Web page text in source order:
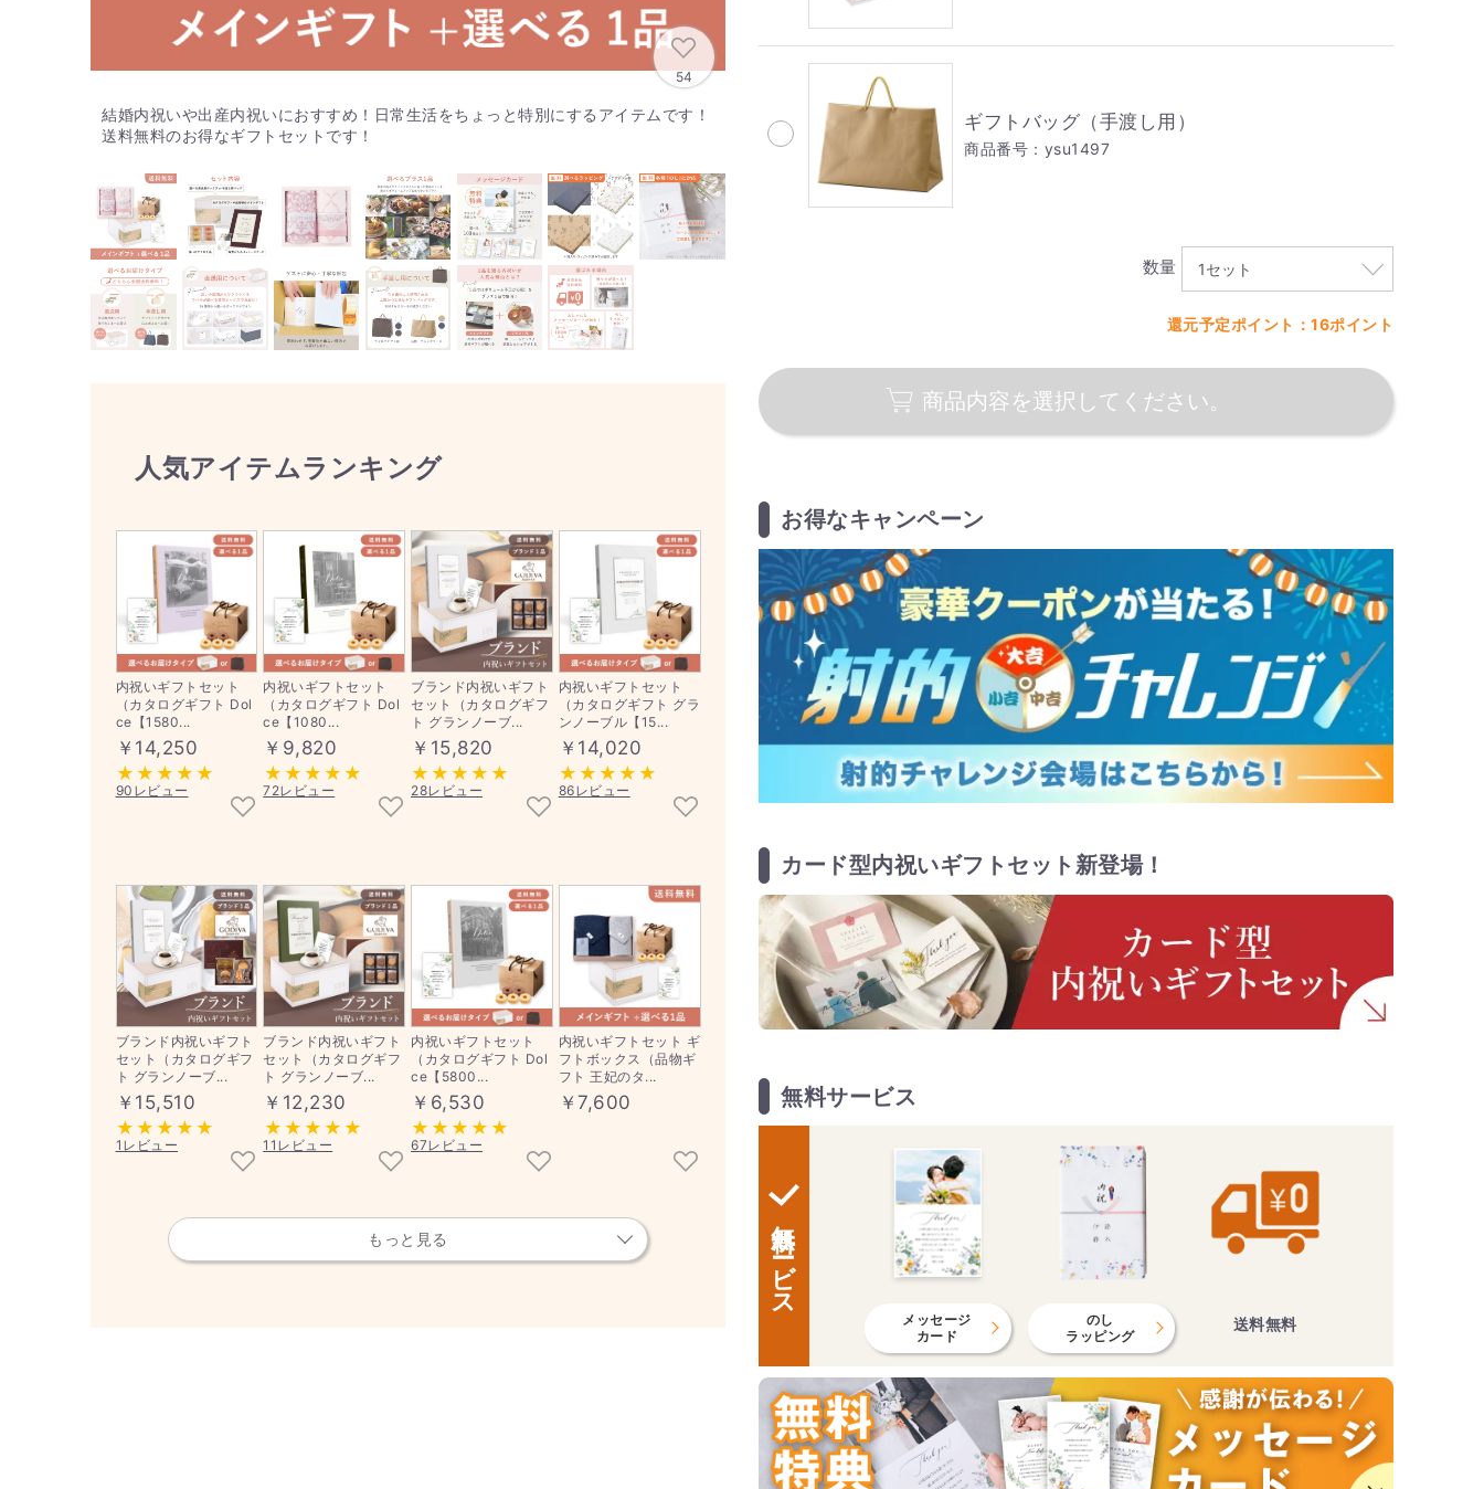
ギフトバッグ（手渡し用）
商品番号：ysu1497
数量
還元予定ポイント：16ポイント
商品内容を選択してください。
お得なキャンペーン
カード型内祝いギフトセット新登場！
無料サービス
無料サービス
メッセージ
カード
のし
ラッピング
送料無料
54
結婚内祝いや出産内祝いにおすすめ！日常生活をちょっと特別にするアイテムです！
送料無料のお得なギフトセットです！
人気アイテムランキング
内祝いギフトセット
（カタログギフト Dol
ce【1580...
￥14,250
90レビュー
内祝いギフトセット
（カタログギフト Dol
ce【1080...
￥9,820
72レビュー
ブランド内祝いギフト
セット（カタログギフ
ト グランノーブ...
￥15,820
28レビュー
内祝いギフトセット
（カタログギフト グラ
ンノーブル【15...
￥14,020
86レビュー
ブランド内祝いギフト
セット（カタログギフ
ト グランノーブ...
￥15,510
1レビュー
ブランド内祝いギフト
セット（カタログギフ
ト グランノーブ...
￥12,230
11レビュー
内祝いギフトセット
（カタログギフト Dol
ce【5800...
￥6,530
67レビュー
内祝いギフトセット ギ
フトボックス（品物ギ
フト 王妃のタ...
￥7,600
もっと見る